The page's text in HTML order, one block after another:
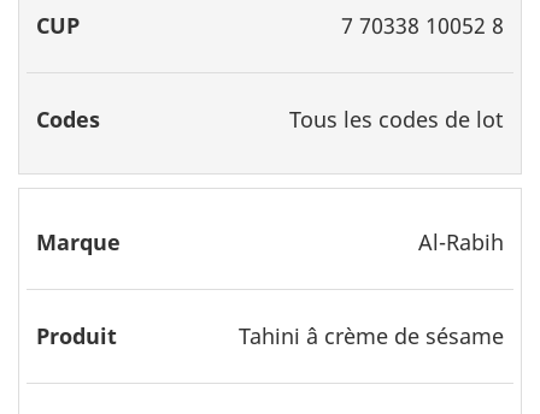
7 70338 10052 8
Tous les codes de lot
Al-Rabih
Tahini â crème de sésame